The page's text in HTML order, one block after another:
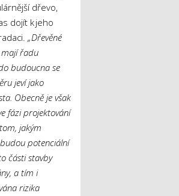
dřevo,
dojít k jeho
„Dřevěné
řadu
budoucna se
jeví jako
Obecně je však
fázi projektování
jakým
potenciální
části stavby
a tím i
rizika